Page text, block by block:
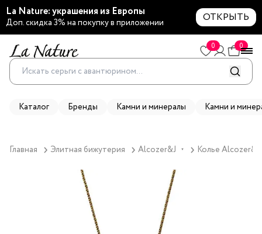
La Nature: украшения из Европы
Доп. скидка 3% на покупку в приложении ОТКРЫТЬ
0 0
Каталог Бренды Камни и минералы Камни и
Главная Элитная бижутерия Alcozer&J ▼ Колье